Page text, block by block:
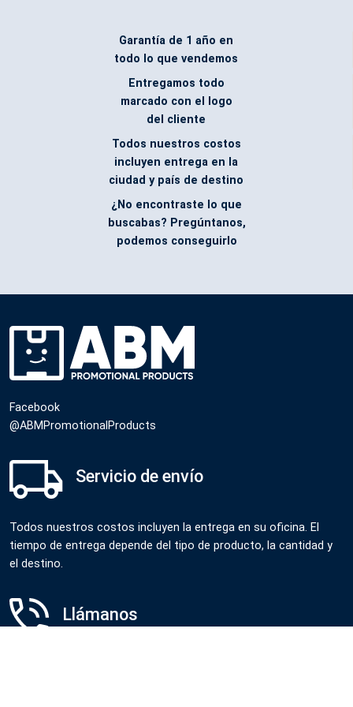
Garantía de 1 año en
todo lo que vendemos
Entregamos todo
marcado con el logo
del cliente
Todos nuestros costos
incluyen entrega en la
ciudad y país de destino
¿No encontraste lo que
buscabas? Pregúntanos,
podemos conseguirlo
Facebook
@ABMPromotionalProducts
Servicio de envío
Todos nuestros costos incluyen la entrega en su oficina. El
tiempo de entrega depende del tipo de producto, la cantidad y
el destino.
Llámanos